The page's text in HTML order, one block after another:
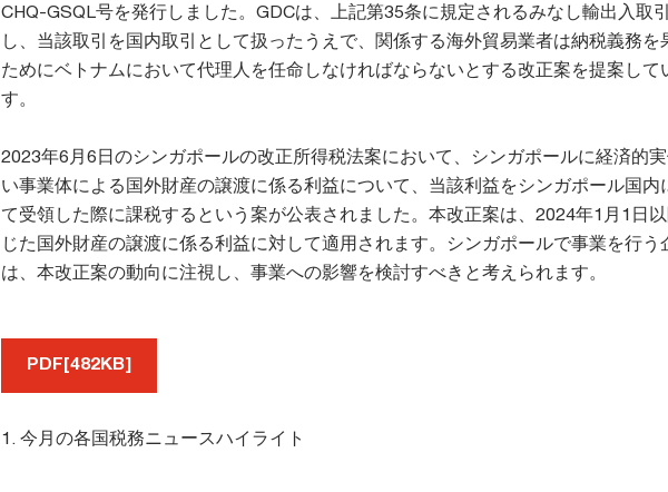
CHQ-GSQL号を発行しました。GDCは、上記第35条に規定されるみなし輸出入取
し、当該取引を国内取引として扱ったうえで、関係する海外貿易業者は納税義務を
ためにベトナムにおいて代理人を任命しなければならないとする改正案を提案して
す。
2023年6月6日のシンガポールの改正所得税法案において、シンガポールに経済的
い事業体による国外財産の譲渡に係る利益について、当該利益をシンガポール国内
て受領した際に課税するという案が公表されました。本改正案は、2024年1月1日
じた国外財産の譲渡に係る利益に対して適用されます。シンガポールで事業を行う
は、本改正案の動向に注視し、事業への影響を検討すべきと考えられます。
PDF[482KB]
1. 今月の各国税務ニュースハイライト